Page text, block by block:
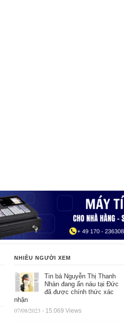
NHIỀU NGƯỜI XEM
Tin bà Nguyễn Thị Thanh
Nhàn đang ẩn náu tại Đức
đã được chính thức xác
nhận
07/08/2023 - 15.069 Views